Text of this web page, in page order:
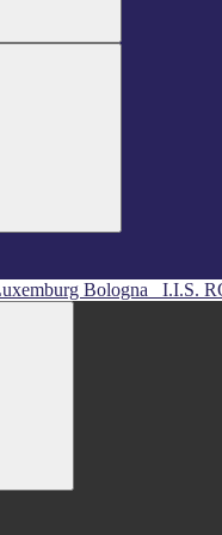
I.I.S.